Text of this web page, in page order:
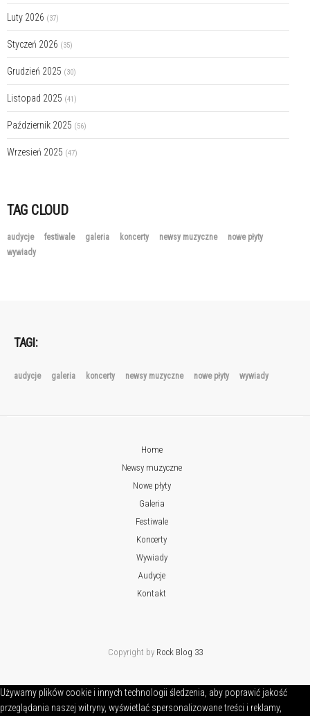
Luty 2026 (37)
Styczeń 2026 (35)
Grudzień 2025 (30)
Listopad 2025 (41)
Październik 2025 (56)
Wrzesień 2025 (47)
TAG CLOUD
audycje festiwale galeria koncerty newsy muzyczne
nowe płyty
wywiady
TAGI:
audycje galeria koncerty newsy muzyczne nowe płyty wywiady
Home
Newsy muzyczne
Nowe płyty
Galeria
Festiwale
Koncerty
Wywiady
Audycje
Kontakt
Copyright by Rock Blog 33
Używamy plików cookie i innych technologii śledzenia, aby poprawić jakość
przeglądania naszej witryny, wyświetlać spersonalizowane treści i reklamy,